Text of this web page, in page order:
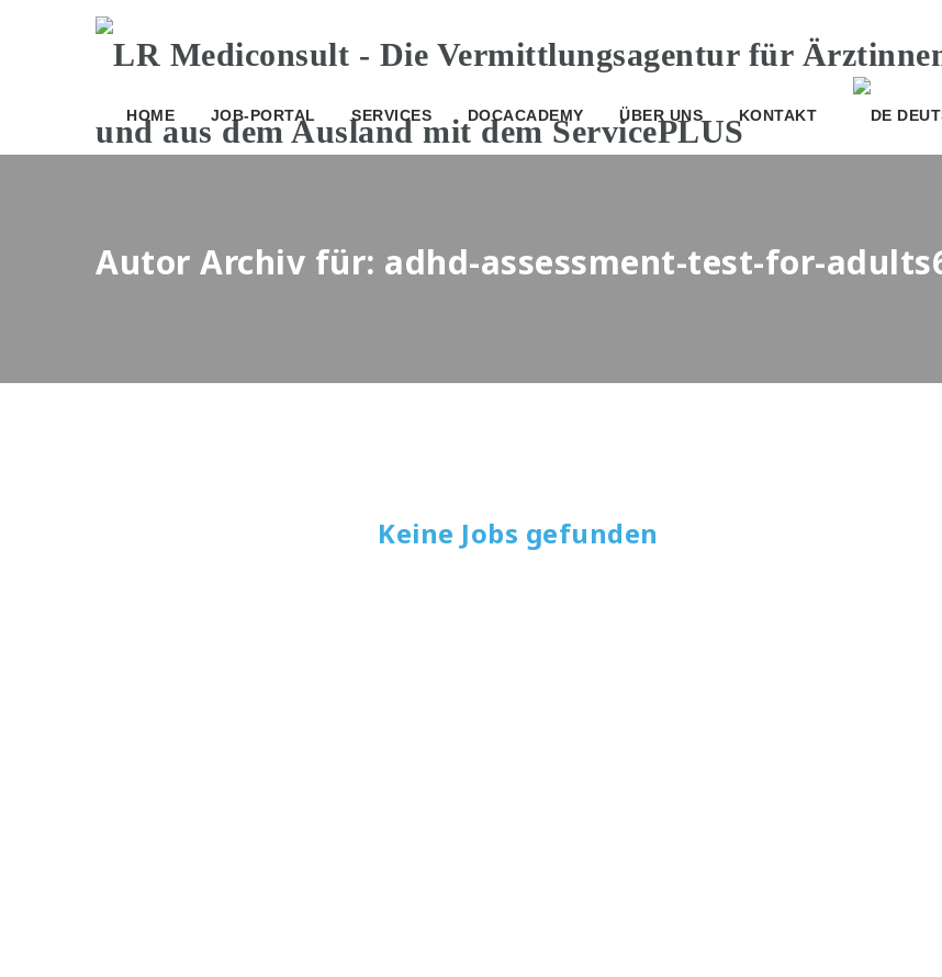
HOME JOB-PORTAL SERVICES DOCACADEMY ÜBER UNS KONTAKT
Autor Archiv für: adhd-assessment-test-for-
Keine Jobs gefunden